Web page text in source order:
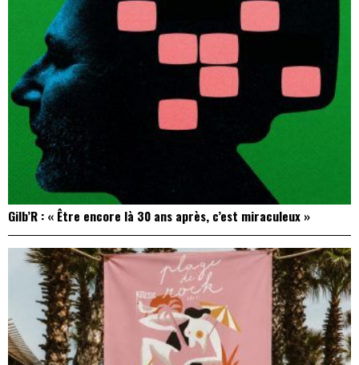
Gilb’R : « Être encore là 30 ans après, c’est miraculeux »